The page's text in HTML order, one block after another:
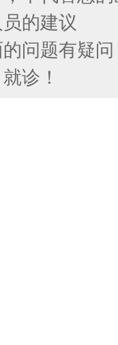
员的建议
问题有疑
就诊！